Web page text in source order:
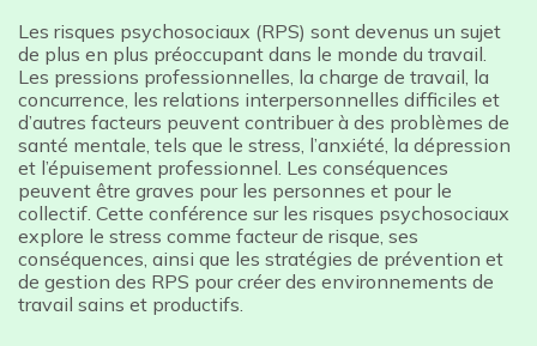
Les risques psychosociaux (RPS) sont devenus un sujet
de plus en plus préoccupant dans le monde du travail.
Les pressions professionnelles, la charge de travail, la
concurrence, les relations interpersonnelles difficiles et
d’autres facteurs peuvent contribuer à des problèmes de
santé mentale, tels que le stress, l’anxiété, la dépression
et l’épuisement professionnel. Les conséquences
peuvent être graves pour les personnes et pour le
collectif. Cette conférence sur les risques psychosociaux
explore le stress comme facteur de risque, ses
conséquences, ainsi que les stratégies de prévention et
de gestion des RPS pour créer des environnements de
travail sains et productifs.